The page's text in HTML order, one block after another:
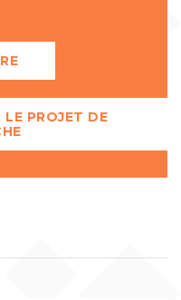
LE PROJET DE